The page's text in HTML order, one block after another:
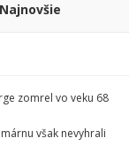
Najnovšie
zomrel vo veku 68
však nevyhrali